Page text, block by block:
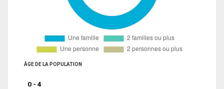
ÂGE DE LA POPULATION
0 - 4